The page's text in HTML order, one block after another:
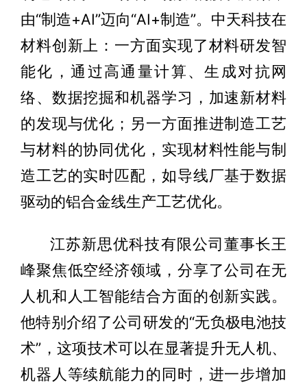
由“制造+AI”迈向“AI+制造”。中天科技在
材料创新上：一方面实现了材料研发智
能化，通过高通量计算、生成对抗网
络、数据挖掘和机器学习，加速新材料
的发现与优化；另一方面推进制造工艺
与材料的协同优化，实现材料性能与制
造工艺的实时匹配，如导线厂基于数据
驱动的铝合金线生产工艺优化。
江苏新思优科技有限公司董事长王
峰聚焦低空经济领域，分享了公司在无
人机和人工智能结合方面的创新实践。
他特别介绍了公司研发的“无负极电池技
术”，这项技术可以在显著提升无人机、
机器人等续航能力的同时，进一步增加